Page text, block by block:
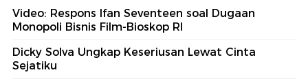
Video: Respons Ifan Seventeen soal Dugaan
Monopoli Bisnis Film-Bioskop RI
Dicky Solva Ungkap Keseriusan Lewat Cinta
Sejatiku